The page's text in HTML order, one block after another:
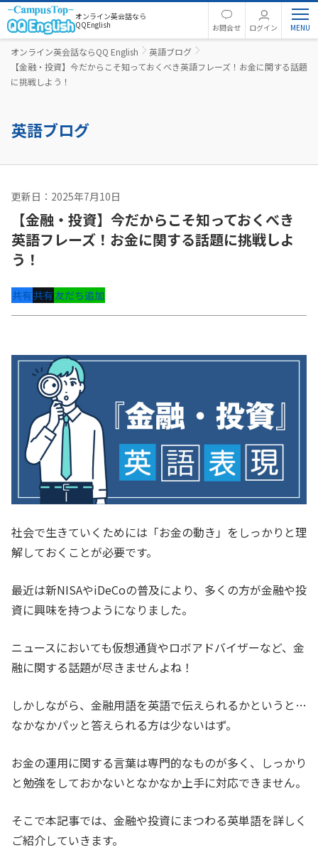
オンライン英会話なら
QQEnglish
お問合せ ログイン
オンライン英会話ならQQ English
英語ブログ
【金融・投資】今だからこそ知っておくべき英語フレーズ！お金に関する話題
に挑戦しよう！
英語ブログ
更新日：2025年7月10日
【金融・投資】今だからこそ知っておくべき
英語フレーズ！お金に関する話題に挑戦しよ
う！
共有共有友だち追加
社会で生きていくためには「お金の動き」をしっかりと理
解しておくことが必要です。
最近は新NISAやiDeCoの普及により、多くの方が金融や投
資に興味を持つようになりました。
ニュースにおいても仮想通貨やロボアドバイザーなど、金
融に関する話題が尽きませんよね！
しかしながら、金融用語を英語で伝えられるかというと…
なかなかパッと答えられる方は少ないはず。
お金の運用に関する言葉は専門的なものが多く、しっかり
と勉強をしておかないとなかなか上手に対応できません。
そこで本記事では、金融や投資にまつわる英単語を詳しく
ご紹介していきます。